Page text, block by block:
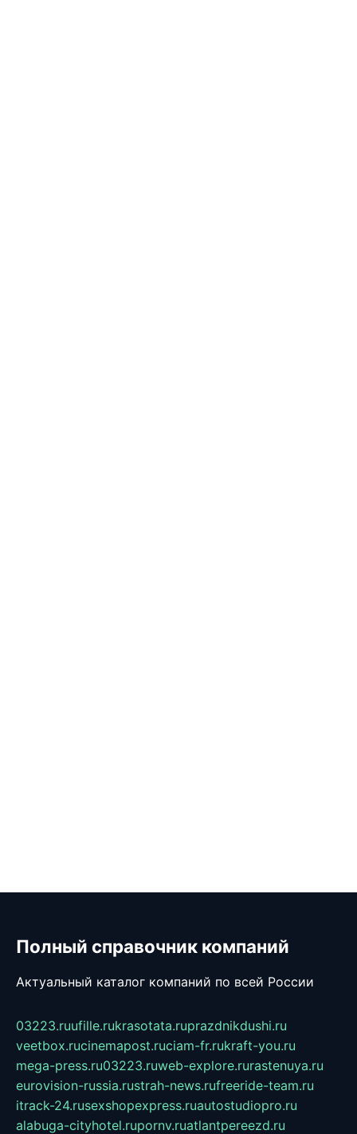
Полный справочник компаний
Актуальный каталог компаний по всей России
03223.ruufille.rukrasotata.ruprazdnikdushi.ru
veetbox.rucinemapost.ruciam-fr.rukraft-you.ru
mega-press.ru03223.ruweb-explore.rurastenuya.ru
eurovision-russia.rustrah-news.rufreeride-team.ru
itrack-24.rusexshopexpress.ruautostudiopro.ru
alabuga-cityhotel.rupornv.ruatlantpereezd.ru